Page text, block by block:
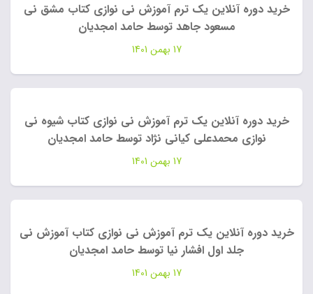
خرید دوره آنلاین یک ترم آموزش نی نوازی کتاب مشق نی
مسعود جاهد توسط حامد امجدیان
17 بهمن 1401
خرید دوره آنلاین یک ترم آموزش نی نوازی کتاب شیوه نی
نوازی محمدعلی کیانی نژاد توسط حامد امجدیان
17 بهمن 1401
خرید دوره آنلاین یک ترم آموزش نی نوازی کتاب آموزش نی
جلد اول افشار نیا توسط حامد امجدیان
17 بهمن 1401